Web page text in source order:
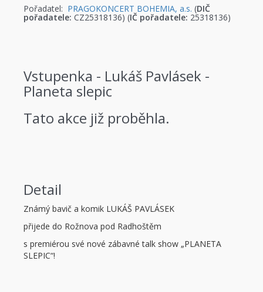
Pořadatel: PRAGOKONCERT BOHEMIA, a.s. (DIČ
pořadatele: CZ25318136) (IČ pořadatele: 25318136)
Vstupenka - Lukáš Pavlásek -
Planeta slepic
Tato akce již proběhla.
Detail
Známý bavič a komik LUKÁŠ PAVLÁSEK
přijede do Rožnova pod Radhoštěm
s premiérou své nové zábavné talk show „PLANETA
SLEPIC“!